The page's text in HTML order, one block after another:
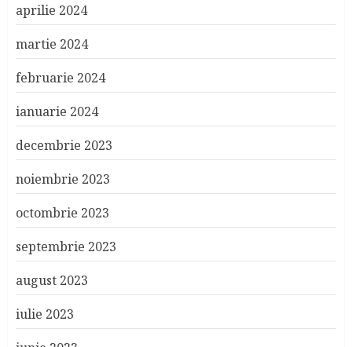
aprilie 2024
martie 2024
februarie 2024
ianuarie 2024
decembrie 2023
noiembrie 2023
octombrie 2023
septembrie 2023
august 2023
iulie 2023